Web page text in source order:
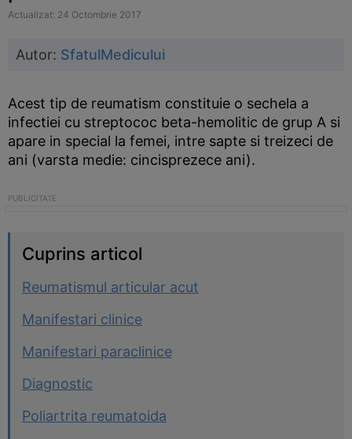
Actualizat: 24 Octombrie 2017
Autor: SfatulMedicului
Acest tip de reumatism constituie o sechela a
infectiei cu streptococ beta-hemolitic de grup A si
apare in special la femei, intre sapte si treizeci de
ani (varsta medie: cincisprezece ani).
Cuprins articol
Reumatismul articular acut
Manifestari clinice
Manifestari paraclinice
Diagnostic
Poliartrita reumatoida